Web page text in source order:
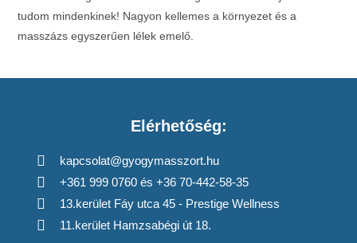
tudom mindenkinek! Nagyon kellemes a környezet és a
masszázs egyszerűen lélek emelő.
Elérhetőség:
kapcsolat@gyogymasszort.hu
+361 999 0760 és +36 70-442-58-35
13.kerület Fáy utca 45 - Prestige Wellness
11.kerület Hamzsabégi út 18.